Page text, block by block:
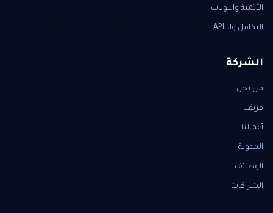
الأتمتة والبوتات
التكامل والـ API
الشركة
من نحن
فريقنا
أعمالنا
المدونة
الوظائف
الشراكات